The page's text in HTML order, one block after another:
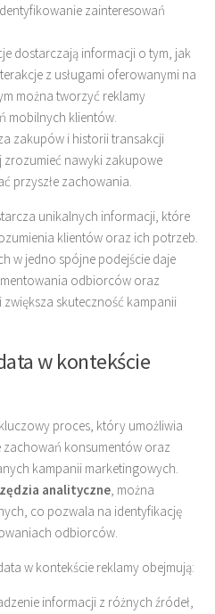
zainteresowań
dostarczają informacji o tym, jak
z usługami oferowanymi na
można tworzyć reklamy
mobilnych klientów.
zakupów i historii transakcji
zrozumieć nawyki zakupowe
przyszłe zachowania.
unikalnych informacji, które
klientów oraz ich potrzeb.
w jedno spójne podejście daje
odbiorców oraz
skuteczność kampanii
w kontekście
proces, który umożliwia
zachowań konsumentów oraz
kampanii marketingowych.
analityczne , można
co pozwala na identyfikację
odbiorców.
w kontekście reklamy obejmują:
informacji z różnych źródeł,